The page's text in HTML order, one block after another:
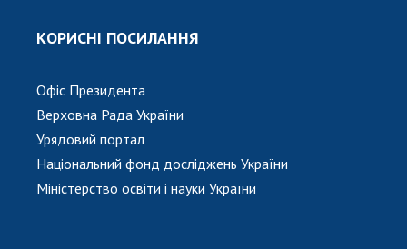
КОРИСНІ ПОСИЛАННЯ
Офіс Президента
Верховна Рада України
Урядовий портал
Національний фонд досліджень України
Міністерство освіти і науки України